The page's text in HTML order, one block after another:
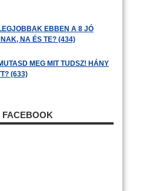
EBBEN A 8 JÓ
NA ÉS TE? (434)
MEG MIT TUDSZ! HÁNY
(633)
FACEBOOK